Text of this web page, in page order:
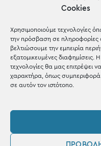
Cookies
Χρησιμοποιούμε τεχνολογίες
την πρόσβαση σε πληροφορίες
βελτιώσουμε την εμπειρία
εξατομικευμένες διαφημίσεις.
τεχνολογίες θα μας επιτρέψει
χαρακτήρα, όπως συμπεριφορά
σε αυτόν τον ιστότοπο.